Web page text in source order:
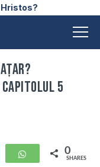
capitolul 5
WhatsApp
0
SHARES